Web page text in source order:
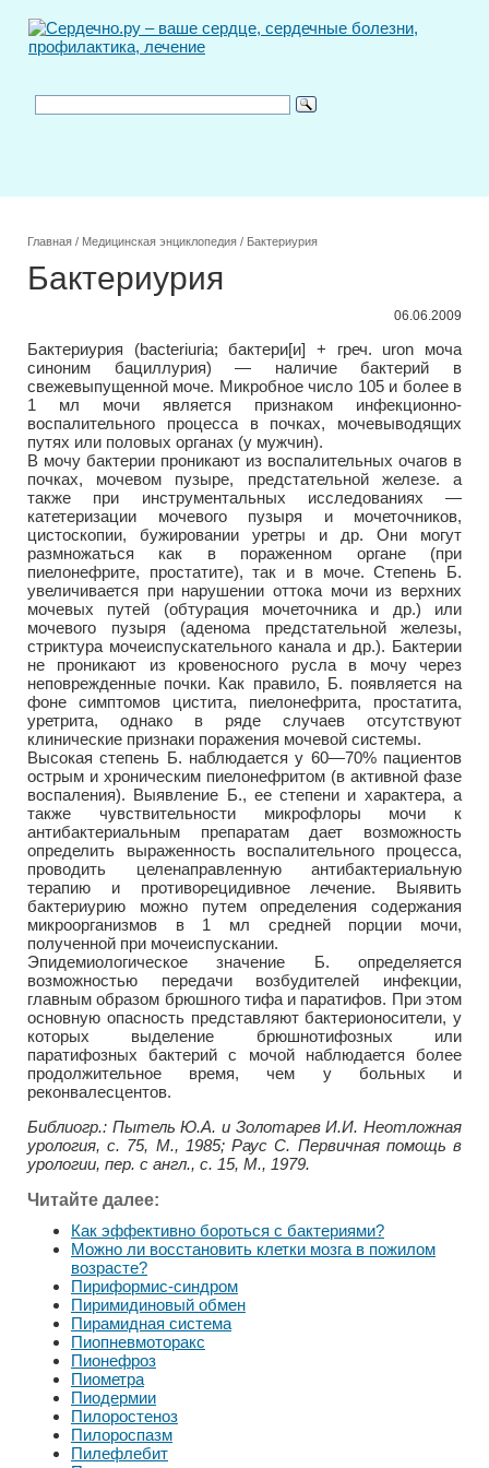
Главная / Медицинская энциклопедия / Бактериурия
Бактериурия
06.06.2009
Бактериурия (bacteriuria; бактери[и] + греч. uron моча
синоним бациллурия) — наличие бактерий в
свежевыпущенной моче. Микробное число 105 и более в
1 мл мочи является признаком инфекционно-
воспалительного процесса в почках, мочевыводящих
путях или половых органах (у мужчин).
В мочу бактерии проникают из воспалительных очагов в
почках, мочевом пузыре, предстательной железе. а
также при инструментальных исследованиях —
катетеризации мочевого пузыря и мочеточников,
цистоскопии, бужировании уретры и др. Они могут
размножаться как в пораженном органе (при
пиелонефрите, простатите), так и в моче. Степень Б.
увеличивается при нарушении оттока мочи из верхних
мочевых путей (обтурация мочеточника и др.) или
мочевого пузыря (аденома предстательной железы,
стриктура мочеиспускательного канала и др.). Бактерии
не проникают из кровеносного русла в мочу через
неповрежденные почки. Как правило, Б. появляется на
фоне симптомов цистита, пиелонефрита, простатита,
уретрита, однако в ряде случаев отсутствуют
клинические признаки поражения мочевой системы.
Высокая степень Б. наблюдается у 60—70% пациентов
острым и хроническим пиелонефритом (в активной фазе
воспаления). Выявление Б., ее степени и характера, а
также чувствительности микрофлоры мочи к
антибактериальным препаратам дает возможность
определить выраженность воспалительного процесса,
проводить целенаправленную антибактериальную
терапию и противорецидивное лечение. Выявить
бактериурию можно путем определения содержания
микроорганизмов в 1 мл средней порции мочи,
полученной при мочеиспускании.
Эпидемиологическое значение Б. определяется
возможностью передачи возбудителей инфекции,
главным образом брюшного тифа и паратифов. При этом
основную опасность представляют бактерионосители, у
которых выделение брюшнотифозных или
паратифозных бактерий с мочой наблюдается более
продолжительное время, чем у больных и
реконвалесцентов.
Библиогр.: Пытель Ю.А. и Золотарев И.И. Неотложная
урология, с. 75, М., 1985; Раус С. Первичная помощь в
урологии, пер. с англ., с. 15, М., 1979.
Читайте далее:
Как эффективно бороться с бактериями?
Можно ли восстановить клетки мозга в пожилом
возрасте?
Пириформис-синдром
Пиримидиновый обмен
Пирамидная система
Пиопневмоторакс
Пионефроз
Пиометра
Пиодермии
Пилоростеноз
Пилороспазм
Пилефлебит